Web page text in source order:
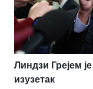
Линдзи Грејем
изузетак